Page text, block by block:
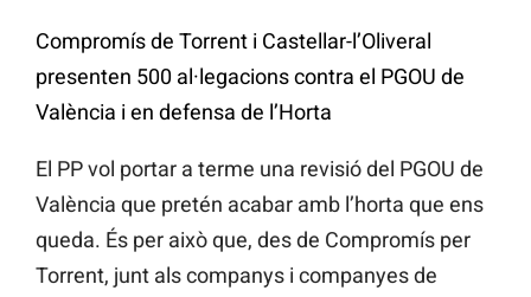
Compromís de Torrent i Castellar-l’Oliveral
presenten 500 al·legacions contra el PGOU de
València i en defensa de l’Horta
El PP vol portar a terme una revisió del PGOU de
València que pretén acabar amb l’horta que ens
queda. És per això que, des de Compromís per
Torrent, junt als companys i companyes de